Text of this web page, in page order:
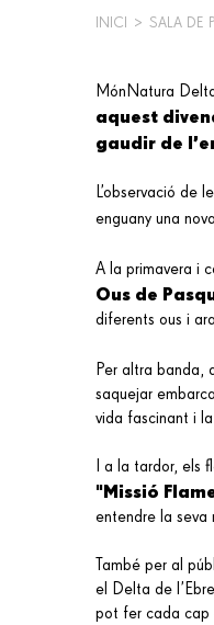
INICI > SALA DE
MónNatura
aquest
gaudir de
L’observació de
enguany una nova
A la primavera i
Ous de
diferents ous i
Per altra banda,
saquejar
vida fascinant i
I a la tardor, els
"Missió
entendre la seva
També per al
el Delta de
pot fer cada cap